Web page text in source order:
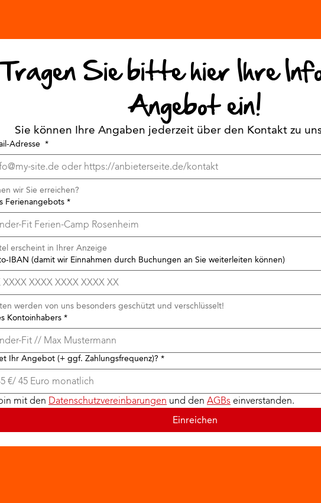
Sie bitte hier Ihre
Angebot ein!
Sie können Ihre Angaben jederzeit über den Kontakt zu
Adresse *
wir Sie erreichen?
Ferienangebots *
erscheint in Ihrer Anzeige
IBAN (damit wir Einnahmen durch Buchungen an Sie weiterleiten können)
werden von uns besonders geschützt und verschlüsselt!
Kontoinhabers *
Ihr Angebot (+ ggf. Zahlungsfrequenz)? *
mit den Datenschutzvereinbarungen und den AGBs einverstanden.
Einreichen